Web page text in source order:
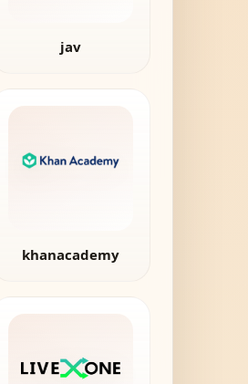
jav
khanacademy